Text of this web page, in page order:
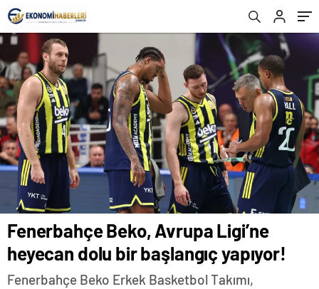
Fenerbahçe Beko, Avrupa Ligi’ne
heyecan dolu bir başlangıç yapıyor!
Fenerbahçe Beko Erkek Basketbol Takımı,